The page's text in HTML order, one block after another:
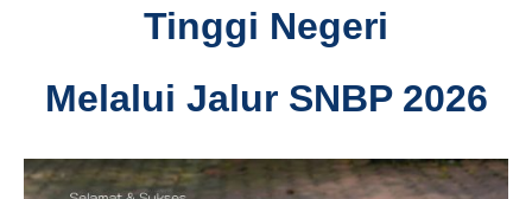
Tinggi Negeri
Melalui Jalur SNBP 2026